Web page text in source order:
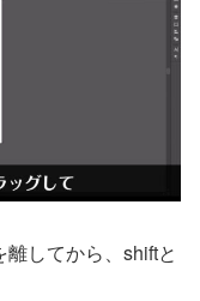
してから、shiftと